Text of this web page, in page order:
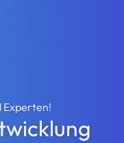
Experten!